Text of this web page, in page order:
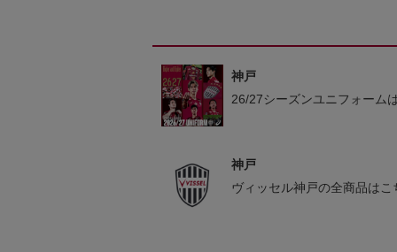
神戸
26/27シーズンユニフォーム
神戸
ヴィッセル神戸の全商品はこ